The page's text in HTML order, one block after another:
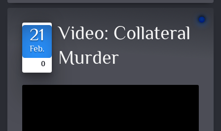
21
Feb.
0
Video: Collateral
Murder